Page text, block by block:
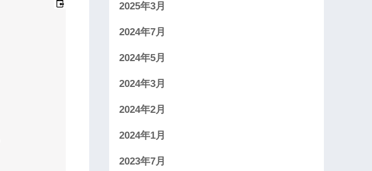
2025年3月
2024年7月
2024年5月
2024年3月
2024年2月
2024年1月
2023年7月